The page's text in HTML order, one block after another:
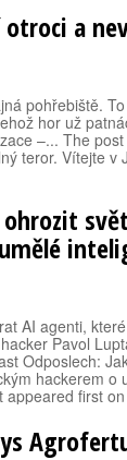
otroci a
pohřebiště.
hor už
–... The
teror. Vítejte v
ohrozit
AI agenti,
Pavol
Odposlech:
hackerem o
first